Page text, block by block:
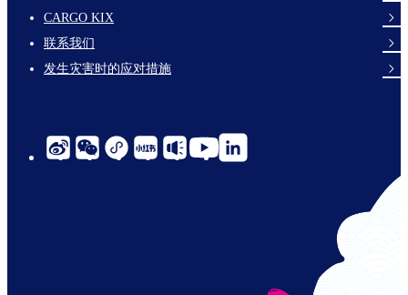
footer-
links-
en-
CARGO KIX
联系我们
发生灾害时的应对措施
social-